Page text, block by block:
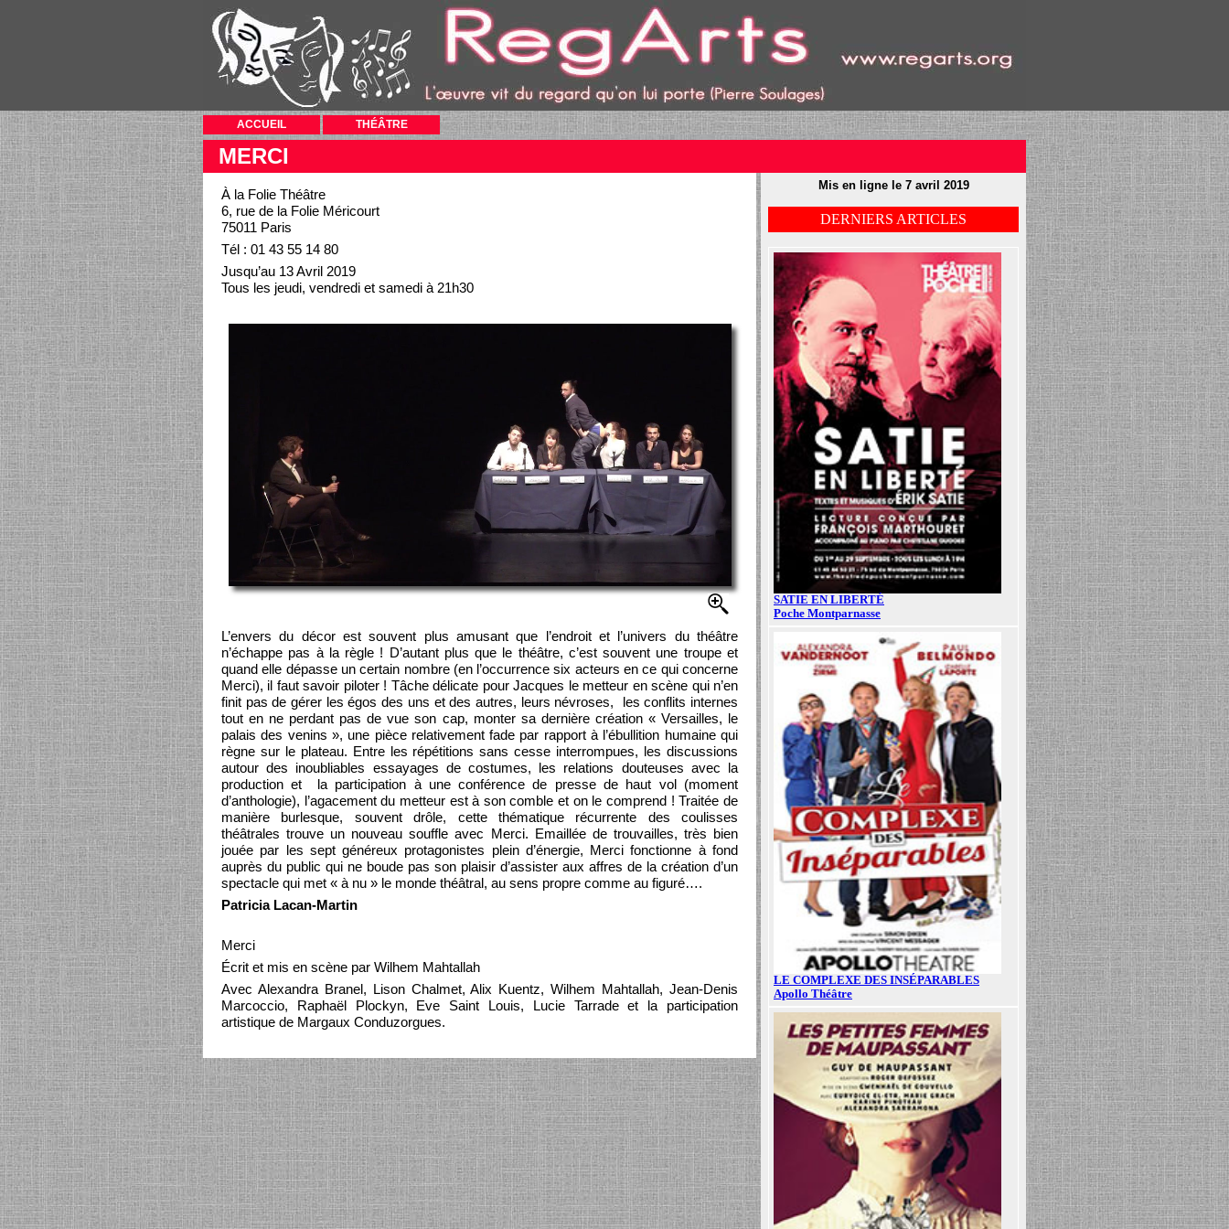
ACCUEIL THÉÂTRE
MERCI
À la Folie Théâtre
6, rue de la Folie Méricourt
75011 Paris
Tél : 01 43 55 14 80
Jusqu’au 13 Avril 2019
Tous les jeudi, vendredi et samedi à 21h30
L’envers du décor est souvent plus amusant que l’endroit et l’univers du théâtre
n’échappe pas à la règle ! D’autant plus que le théâtre, c’est souvent une troupe et
quand elle dépasse un certain nombre (en l’occurrence six acteurs en ce qui concerne
Merci), il faut savoir piloter ! Tâche délicate pour Jacques le metteur en scène qui n’en
finit pas de gérer les égos des uns et des autres, leurs névroses, les conflits internes
tout en ne perdant pas de vue son cap, monter sa dernière création « Versailles, le
palais des venins », une pièce relativement fade par rapport à l’ébullition humaine qui
règne sur le plateau. Entre les répétitions sans cesse interrompues, les discussions
autour des inoubliables essayages de costumes, les relations douteuses avec la
production et la participation à une conférence de presse de haut vol (moment
d’anthologie), l’agacement du metteur est à son comble et on le comprend ! Traitée de
manière burlesque, souvent drôle, cette thématique récurrente des coulisses
théâtrales trouve un nouveau souffle avec Merci. Emaillée de trouvailles, très bien
jouée par les sept généreux protagonistes plein d’énergie, Merci fonctionne à fond
auprès du public qui ne boude pas son plaisir d’assister aux affres de la création d’un
spectacle qui met « à nu » le monde théâtral, au sens propre comme au figuré….
Patricia Lacan-Martin
Merci
Écrit et mis en scène par Wilhem Mahtallah
Avec Alexandra Branel, Lison Chalmet, Alix Kuentz, Wilhem Mahtallah, Jean-Denis
Marcoccio, Raphaël Plockyn, Eve Saint Louis, Lucie Tarrade et la participation
artistique de Margaux Conduzorgues.
Mis en ligne le 7 avril 2019